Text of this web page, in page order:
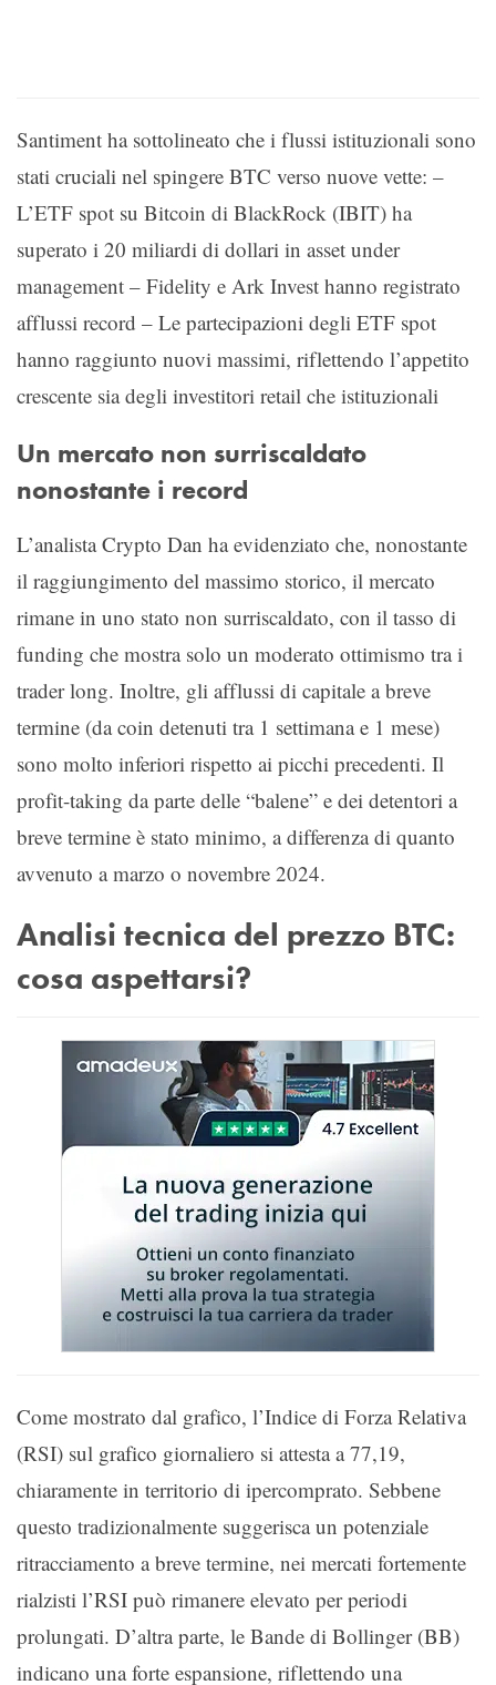
Santiment ha sottolineato che i flussi istituzionali sono
stati cruciali nel spingere BTC verso nuove vette: –
L’ETF spot su Bitcoin di BlackRock (IBIT) ha
superato i 20 miliardi di dollari in asset under
management – Fidelity e Ark Invest hanno registrato
afflussi record – Le partecipazioni degli ETF spot
hanno raggiunto nuovi massimi, riflettendo l’appetito
crescente sia degli investitori retail che istituzionali
Un mercato non surriscaldato
nonostante i record
L’analista Crypto Dan ha evidenziato che, nonostante
il raggiungimento del massimo storico, il mercato
rimane in uno stato non surriscaldato, con il tasso di
funding che mostra solo un moderato ottimismo tra i
trader long. Inoltre, gli afflussi di capitale a breve
termine (da coin detenuti tra 1 settimana e 1 mese)
sono molto inferiori rispetto ai picchi precedenti. Il
profit-taking da parte delle “balene” e dei detentori a
breve termine è stato minimo, a differenza di quanto
avvenuto a marzo o novembre 2024.
Analisi tecnica del prezzo BTC:
cosa aspettarsi?
Come mostrato dal grafico, l’Indice di Forza Relativa
(RSI) sul grafico giornaliero si attesta a 77,19,
chiaramente in territorio di ipercomprato. Sebbene
questo tradizionalmente suggerisca un potenziale
ritracciamento a breve termine, nei mercati fortemente
rialzisti l’RSI può rimanere elevato per periodi
prolungati. D’altra parte, le Bande di Bollinger (BB)
indicano una forte espansione, riflettendo una